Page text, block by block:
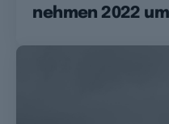
nehmen 2022